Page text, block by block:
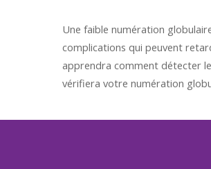
Une faible numération
complications qui peuvent
apprendra comment détecter
vérifiera votre numération